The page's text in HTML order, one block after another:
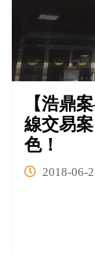
【浩鼎
線交易
色！
2018-06-